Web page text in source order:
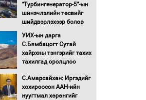
“Турбингенератор-5”-ын
шинэчлэлийн төсвийг
шийдвэрлэхээр болов
УИХ-ын дарга
С.Бямбацогт Сутай
хайрхны тэнгэрийг тахих
тахилгад оролцлоо
С.Амарсайхан: Иргэдийг
хохироосон ААН-ийн
нуугтмал хөрөнгийг